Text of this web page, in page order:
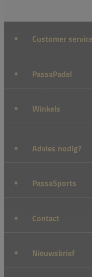
Customer
PassaPadel
Winkels
Advies nodig?
PassaSports
Contact
Nieuwsbrief